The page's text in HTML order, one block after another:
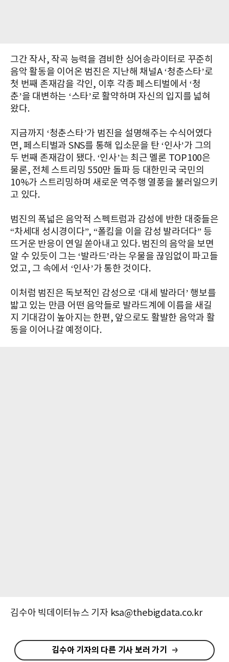
그간 작사, 작곡 능력을 겸비한 싱어송라이터로 꾸준히
음악 활동을 이어온 범진은 지난해 채널A ‘청춘스타’로
첫 번째 존재감을 각인, 이후 각종 페스티벌에서 ‘청
춘’을 대변하는 ‘스타’로 활약하며 자신의 입지를 넓혀
왔다.
지금까지 ‘청춘스타’가 범진을 설명해주는 수식어였다
면, 페스티벌과 SNS를 통해 입소문을 탄 ‘인사’가 그의
두 번째 존재감이 됐다. ‘인사’는 최근 멜론 TOP100은
물론, 전체 스트리밍 550만 돌파 등 대한민국 국민의
10%가 스트리밍하며 새로운 역주행 열풍을 불러일으키
고 있다.
범진의 폭넓은 음악적 스펙트럼과 감성에 반한 대중들은
“차세대 성시경이다”, “폴킴을 이을 감성 발라더다” 등
뜨거운 반응이 연일 쏟아내고 있다. 범진의 음악을 보면
알 수 있듯이 그는 ‘발라드’라는 우물을 끊임없이 파고들
었고, 그 속에서 ‘인사’가 통한 것이다.
이처럼 범진은 독보적인 감성으로 ‘대세 발라더’ 행보를
밟고 있는 만큼 어떤 음악들로 발라드계에 이름을 새길
지 기대감이 높아지는 한편, 앞으로도 활발한 음악과 활
동을 이어나갈 예정이다.
김수아 빅데이터뉴스 기자 ksa@thebigdata.co.kr
김수아 기자의 다른 기사 보러 가기